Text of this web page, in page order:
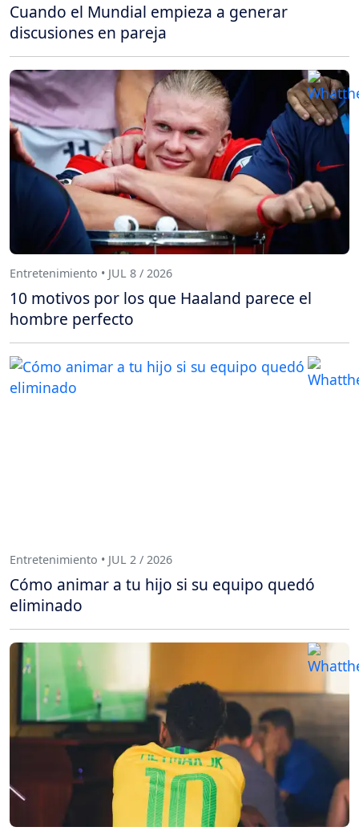
Cuando el Mundial empieza a generar
discusiones en pareja
Entretenimiento • JUL 8 / 2026
10 motivos por los que Haaland parece el
hombre perfecto
Entretenimiento • JUL 2 / 2026
Cómo animar a tu hijo si su equipo quedó
eliminado